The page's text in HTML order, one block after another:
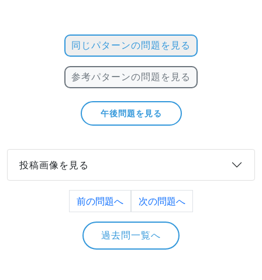
同じパターンの問題を見る
参考パターンの問題を見る
午後問題を見る
投稿画像を見る
前の問題へ 次の問題へ
過去問一覧へ